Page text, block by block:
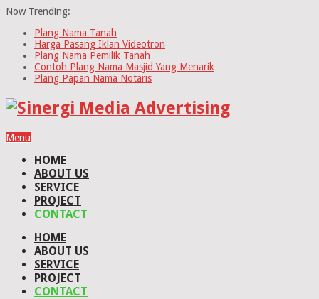
Now Trending:
Plang Nama Tanah
Harga Pasang Iklan Videotron
Plang Nama Pemilik Tanah
Contoh Plang Nama Masjid Yang Menarik
Plang Papan Nama Notaris
Menu
HOME
ABOUT US
SERVICE
PROJECT
CONTACT
HOME
ABOUT US
SERVICE
PROJECT
CONTACT